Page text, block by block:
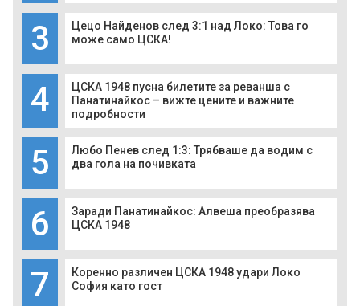
3
Цецо Найденов след 3:1 над Локо: Това го
може само ЦСКА!
4
ЦСКА 1948 пусна билетите за реванша с
Панатинайкос – вижте цените и важните
подробности
5
Любо Пенев след 1:3: Трябваше да водим с
два гола на почивката
6
Заради Панатинайкос: Алвеша преобразява
ЦСКА 1948
7
Коренно различен ЦСКА 1948 удари Локо
София като гост